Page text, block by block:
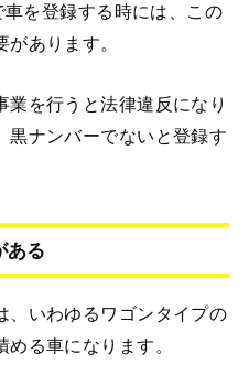
を登録する時には、この
あります。
業を行うと法律違反になり
黒ナンバーでないと登録す
ある
、いわゆるワゴンタイプの
る車になります。